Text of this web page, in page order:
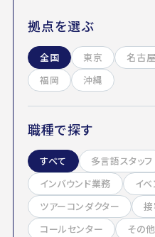
拠点を選ぶ
全国 東京 名古屋
福岡
沖縄
職種で探す
すべて 多言語スタッフ
インバウンド業務
イベ
ツアーコンダクター
コールセンター
その他